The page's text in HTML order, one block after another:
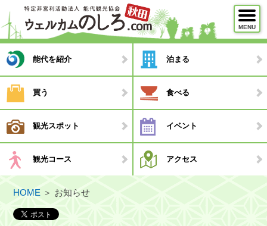
MENU
メニュー
泊まる
買う
食べる
観光スポット
イベント
能代を紹介 泊まる
買う 食べる
観光スポット イベント
観光コース アクセス
HOME ＞ お知らせ